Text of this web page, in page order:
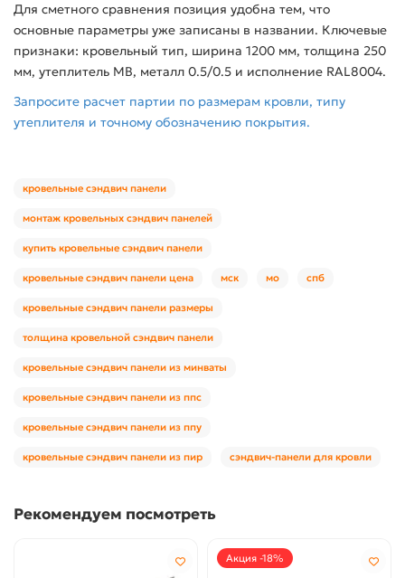
Для сметного сравнения позиция удобна тем, что
основные параметры уже записаны в названии. Ключевые
признаки: кровельный тип, ширина 1200 мм, толщина 250
мм, утеплитель МВ, металл 0.5/0.5 и исполнение RAL8004.
Запросите расчет партии по размерам кровли, типу
утеплителя и точному обозначению покрытия.
кровельные сэндвич панели
монтаж кровельных сэндвич панелей
купить кровельные сэндвич панели
кровельные сэндвич панели цена мск мо спб
кровельные сэндвич панели размеры
толщина кровельной сэндвич панели
кровельные сэндвич панели из минваты
кровельные сэндвич панели из ппс
кровельные сэндвич панели из ппу
кровельные сэндвич панели из пир сэндвич-панели для кровли
Рекомендуем посмотреть
Акция -18%